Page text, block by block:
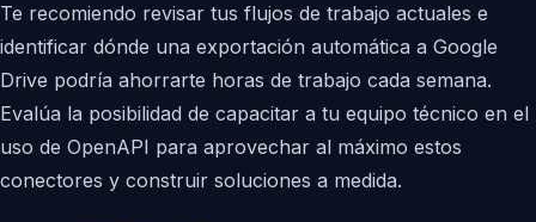
Te recomiendo revisar tus flujos de trabajo actuales e
identificar dónde una exportación automática a Google
Drive podría ahorrarte horas de trabajo cada semana.
Evalúa la posibilidad de capacitar a tu equipo técnico en el
uso de OpenAPI para aprovechar al máximo estos
conectores y construir soluciones a medida.